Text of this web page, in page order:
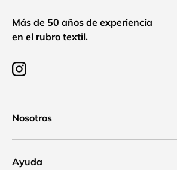
Más de 50 años de experiencia
en el rubro textil.
Instagram
Nosotros
Ayuda